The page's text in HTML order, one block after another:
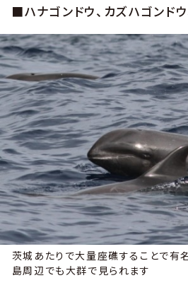
■ハナゴンドウ、カズハゴンドウ
茨城あたりで大量座礁することで有
島周辺でも大群で見られます